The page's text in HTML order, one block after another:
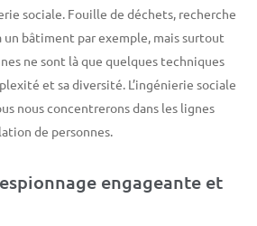
sociale. Fouille de déchets, recherche
un bâtiment par exemple, mais surtout
ne sont là que quelques techniques
et sa diversité. L’ingénierie sociale
nous concentrerons dans les lignes
de personnes.
engageante et